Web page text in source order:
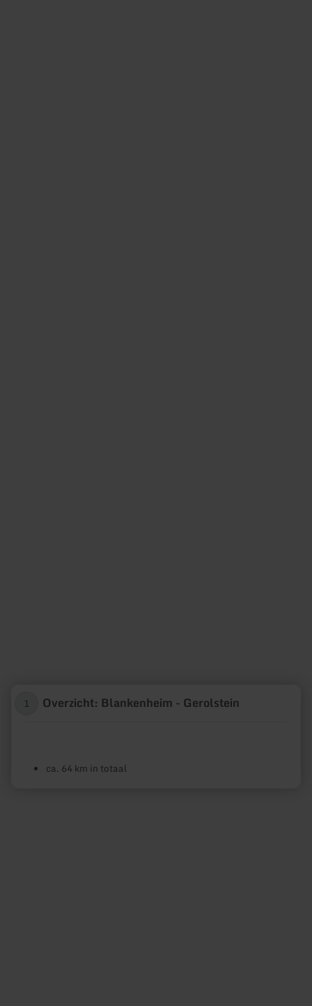
1 Overzicht: Blankenheim - Gerolstein
ca. 64 km in totaal